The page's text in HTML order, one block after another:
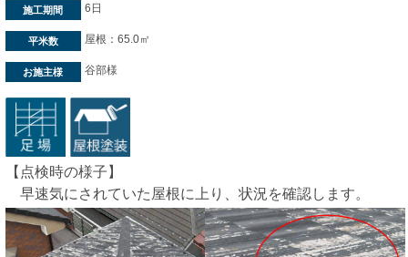
施工期間 6日
平米数 屋根：65.0㎡
お施主様 谷部様
【点検時の様子】
早速気にされていた屋根に上り、状況を確認します。